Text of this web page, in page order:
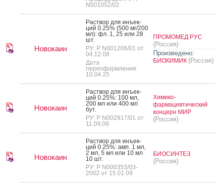
N001052/02
Новокаин
Рас­твор для инъ­ек­
ций 0.25% (500 мг/200
мл): фл. 1, 25 или 28
шт.
РУ: Р N001206/01 от
04.12.08
Дата
переоформления:
10.04.25
ПРОМОМЕД РУС
(Россия)
Произведено:
БИОХИМИК (Россия)
Новокаин
Рас­твор для инъ­ек­
ций 0.25%: 100 мл,
200 мл или 400 мл
бут.
РУ: Р N002917/01 от
11.09.08
Химико-
фармацевтический
концерн МИР
(Россия)
Новокаин
Рас­твор для инъ­ек­
ций 0.25%: амп. 1 мл,
2 мл, 5 мл или 10 мл
10 шт.
РУ: Р N000353/03-
2002 от 15.01.09
БИОСИНТЕЗ
(Россия)